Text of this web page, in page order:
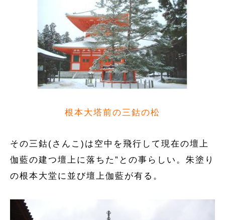
根本大塔前の三鈷の松
その三鈷(さんこ)は空中を飛行して現在の壇上
伽藍の建つ壇上に落ちた”との事らしい。朱塗り
の根本大堂に並び壇上伽藍が有る。